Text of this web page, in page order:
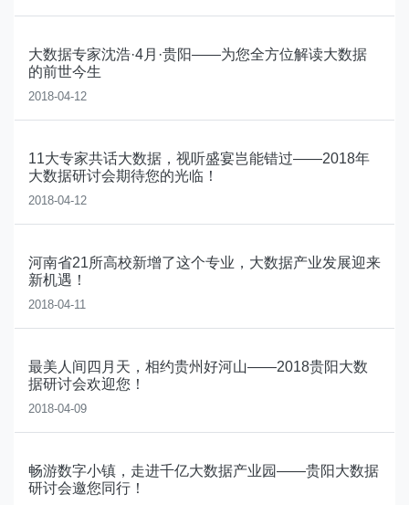
大数据专家沈浩·4月·贵阳——为您全方位解读大数据
的前世今生
2018-04-12
11大专家共话大数据，视听盛宴岂能错过——2018年
大数据研讨会期待您的光临！
2018-04-12
河南省21所高校新增了这个专业，大数据产业发展迎来
新机遇！
2018-04-11
最美人间四月天，相约贵州好河山——2018贵阳大数
据研讨会欢迎您！
2018-04-09
畅游数字小镇，走进千亿大数据产业园——贵阳大数据
研讨会邀您同行！